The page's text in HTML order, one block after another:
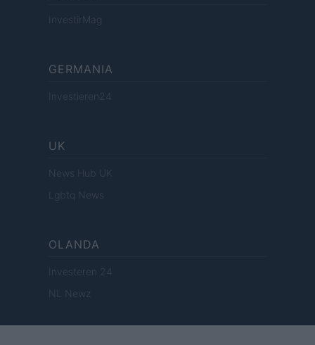
InvestirMag
GERMANIA
Investieren24
UK
News Hub UK
Lgbtq News
OLANDA
Investeren 24
NL Newz